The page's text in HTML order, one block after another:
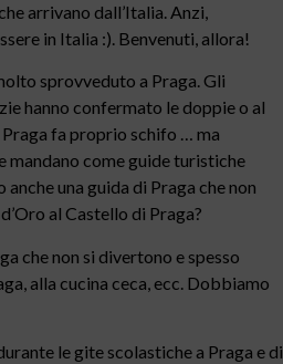
arrivano dall’Italia. Anzi,
in Italia :). Benvenuti, allora!
sprovveduto a Praga. Gli
hanno confermato le doppie o al
fa proprio schifo … ma
mandano come guide turistiche
una guida di Praga che non
al Castello di Praga?
che non si divertono e spesso
alla cucina ceca, ecc. Dobbiamo
le gite scolastiche a Praga e di